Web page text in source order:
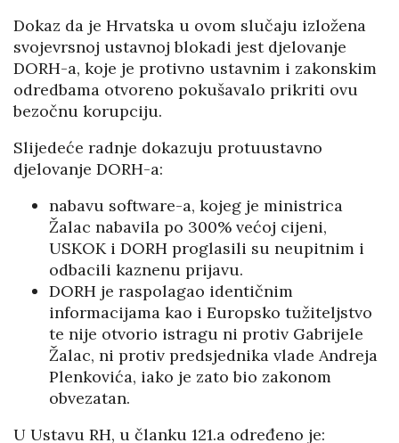
Dokaz da je Hrvatska u ovom slučaju izložena
svojevrsnoj ustavnoj blokadi jest djelovanje
DORH-a, koje je protivno ustavnim i zakonskim
odredbama otvoreno pokušavalo prikriti ovu
bezočnu korupciju.
Slijedeće radnje dokazuju protuustavno
djelovanje DORH-a:
nabavu software-a, kojeg je ministrica
Žalac nabavila po 300% većoj cijeni,
USKOK i DORH proglasili su neupitnim i
odbacili kaznenu prijavu.
DORH je raspolagao identičnim
informacijama kao i Europsko tužiteljstvo
te nije otvorio istragu ni protiv Gabrijele
Žalac, ni protiv predsjednika vlade Andreja
Plenkovića, iako je zato bio zakonom
obvezatan.
U Ustavu RH, u članku 121.a određeno je: